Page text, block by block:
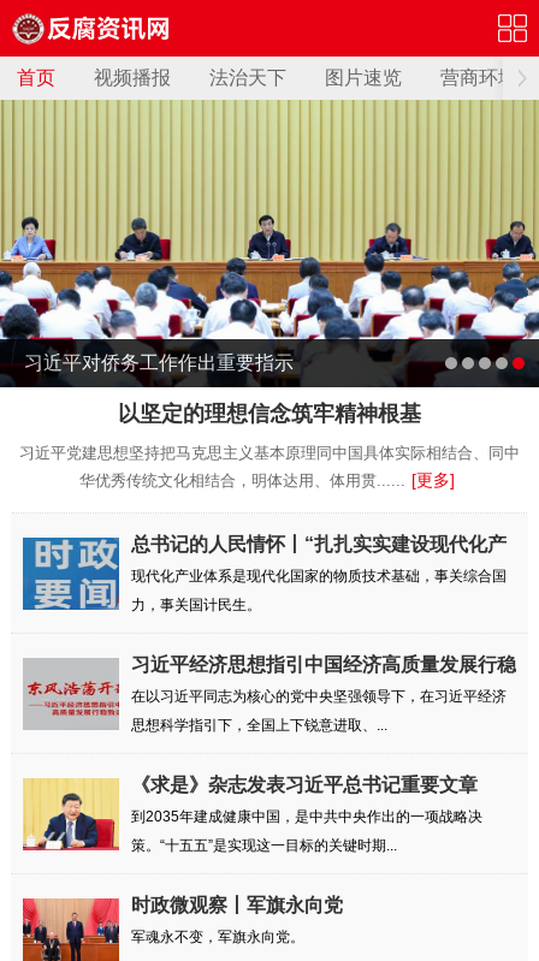
首页 视频播报 法治天下 图片速览 营商环境
习近平对侨务工作作出重要指示
以坚定的理想信念筑牢精神根基
习近平党建思想坚持把马克思主义基本原理同中国具体实际相结合、同中
华优秀传统文化相结合，明体达用、体用贯...... [更多]
总书记的人民情怀丨“扎扎实实建设现代化产
业...
现代化产业体系是现代化国家的物质技术基础，事关综合国
力，事关国计民生。
习近平经济思想指引中国经济高质量发展行稳
致远
在以习近平同志为核心的党中央坚强领导下，在习近平经济
思想科学指引下，全国上下锐意进取、...
《求是》杂志发表习近平总书记重要文章
到2035年建成健康中国，是中共中央作出的一项战略决
策。“十五五”是实现这一目标的关键时期...
时政微观察丨军旗永向党
军魂永不变，军旗永向党。